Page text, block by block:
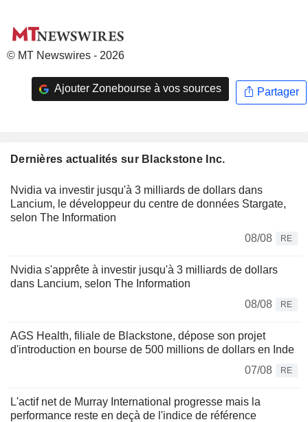
© MT Newswires - 2026
Ajouter Zonebourse à vos sources Partager
Dernières actualités sur Blackstone Inc.
Nvidia va investir jusqu'à 3 milliards de dollars dans
Lancium, le développeur du centre de données Stargate,
selon The Information
08/08
RE
Nvidia s'apprête à investir jusqu'à 3 milliards de dollars
dans Lancium, selon The Information
08/08
RE
AGS Health, filiale de Blackstone, dépose son projet
d'introduction en bourse de 500 millions de dollars en Inde
07/08
RE
L'actif net de Murray International progresse mais la
performance reste en deçà de l'indice de référence